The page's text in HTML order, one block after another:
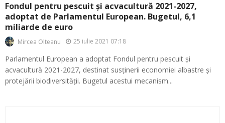
Fondul pentru pescuit și acvacultură 2021-2027,
adoptat de Parlamentul European. Bugetul, 6,1
miliarde de euro
Mircea Olteanu 25 iulie 2021 07:18
Parlamentul European a adoptat Fondul pentru pescuit și
acvacultură 2021-2027, destinat susținerii economiei albastre și
protejării biodiversității. Bugetul acestui mecanism...